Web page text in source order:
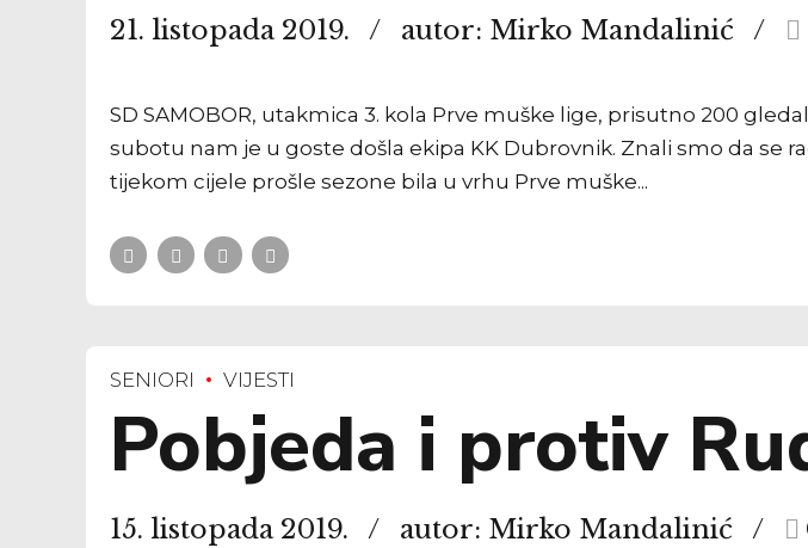
21. listopada 2019. autor: Mirko Mandalinić
SD SAMOBOR, utakmica 3. kola Prve muške lige, prisutno 200
subotu nam je u goste došla ekipa KK Dubrovnik. Znali smo da se
tijekom cijele prošle sezone bila u vrhu Prve muške...
SENIORI VIJESTI
Pobjeda i protiv
15. listopada 2019. autor: Mirko Mandalinić